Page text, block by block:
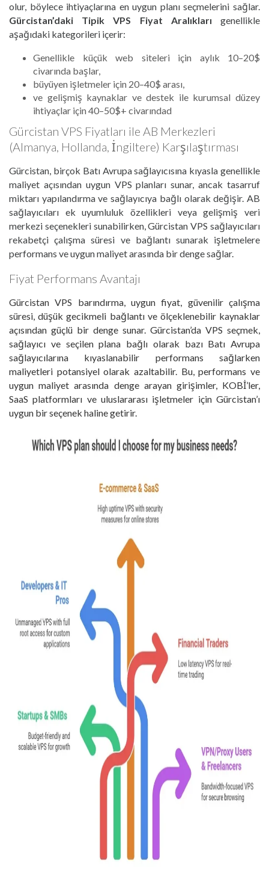
olur, böylece ihtiyaçlarına en uygun planı seçmelerini sağlar.
Gürcistan’daki Tipik VPS Fiyat Aralıkları genellikle
aşağıdaki kategorileri içerir:
Genellikle küçük web siteleri için aylık 10–20$
civarında başlar,
büyüyen işletmeler için 20–40$ arası,
ve gelişmiş kaynaklar ve destek ile kurumsal düzey
ihtiyaçlar için 40–50$+ civarındad
Gürcistan VPS Fiyatları ile AB Merkezleri
(Almanya, Hollanda, İngiltere) Karşılaştırması
Gürcistan, birçok Batı Avrupa sağlayıcısına kıyasla genellikle
maliyet açısından uygun VPS planları sunar, ancak tasarruf
miktarı yapılandırma ve sağlayıcıya bağlı olarak değişir. AB
sağlayıcıları ek uyumluluk özellikleri veya gelişmiş veri
merkezi seçenekleri sunabilirken, Gürcistan VPS sağlayıcıları
rekabetçi çalışma süresi ve bağlantı sunarak işletmelere
performans ve uygun maliyet arasında bir denge sağlar.
Fiyat Performans Avantajı
Gürcistan VPS barındırma, uygun fiyat, güvenilir çalışma
süresi, düşük gecikmeli bağlantı ve ölçeklenebilir kaynaklar
açısından güçlü bir denge sunar. Gürcistan’da VPS seçmek,
sağlayıcı ve seçilen plana bağlı olarak bazı Batı Avrupa
sağlayıcılarına kıyaslanabilir performans sağlarken
maliyetleri potansiyel olarak azaltabilir. Bu, performans ve
uygun maliyet arasında denge arayan girişimler, KOBİ’ler,
SaaS platformları ve uluslararası işletmeler için Gürcistan’ı
uygun bir seçenek haline getirir.